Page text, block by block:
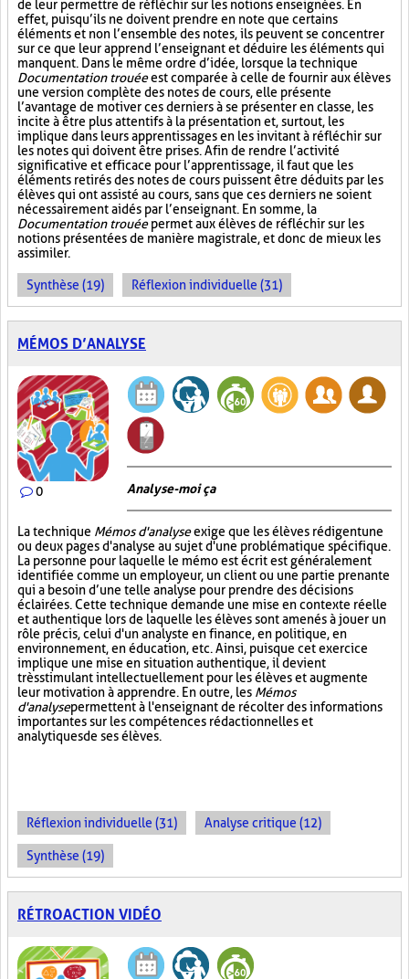
de leur permettre de réfléchir sur les notions enseignées. En
effet, puisqu’ils ne doivent prendre en note que certains
éléments et non l’ensemble des notes, ils peuvent se concentrer
sur ce que leur apprend l’enseignant et déduire les éléments qui
manquent. Dans le même ordre d’idée, lorsque la technique
Documentation trouéeest comparée à celle de fournir aux élèves
une version complète des notes de cours, elle présente
l’avantage de motiver ces derniers à se présenter en classe, les
incite à être plus attentifs à la présentation et, surtout, les
implique dans leurs apprentissages en les invitant à réfléchir sur
les notes qui doivent être prises. Afin de rendre l’activité
significative et efficace pour l’apprentissage, il faut que les
éléments retirés des notes de cours puissent être déduits par les
élèves qui ont assisté au cours, sans que ces derniers ne soient
nécessairement aidés par l’enseignant. En somme, la
Documentation trouéepermet aux élèves de réfléchir sur les
notions présentées de manière magistrale, et donc de mieux les
assimiler.
Synthèse (19) Réflexion individuelle (31)
MÉMOS D’ANALYSE
0 Analyse-moi ça
La technique Mémos d'analyseexige que les élèves rédigent une
ou deux pages d'analyse au sujet d'une problématique spécifique.
La personne pour laquelle le mémo est écrit est généralement
identifiée comme un employeur, un client ou une partie prenante
qui a besoin d’une telle analyse pour prendre des décisions
éclairées. Cette technique demande une mise en contexte réelle
et authentique lors de laquelle les élèves sont amenés à jouer un
rôle précis, celui d'un analyste en finance, en politique, en
environnement, en éducation, etc. Ainsi, puisque cet exercice
implique une mise en situation authentique, il devient
très stimulant intellectuellement pour les élèves et augmente
leur motivation à apprendre. En outre, les Mémos
d'analysepermettent à l'enseignant de récolter des informations
importantes sur les compétences rédactionnelles et
analytiques de ses élèves.
Réflexion individuelle (31) Analyse critique (12)
Synthèse (19)
RÉTROACTION VIDÉO